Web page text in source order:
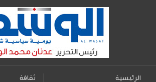
الرئيسية
ثقافة